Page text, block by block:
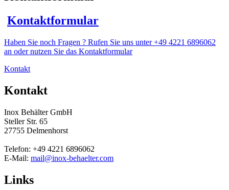
Kontaktformular
Haben Sie noch Fragen ? Rufen Sie uns unter +49 4221 6896062
an oder nutzen Sie das Kontaktformular
Kontakt
Kontakt
Inox Behälter GmbH
Steller Str. 65
27755 Delmenhorst
Telefon: +49 4221 6896062
E-Mail: mail@inox-behaelter.com
Links